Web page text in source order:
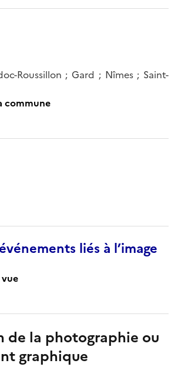
Roussillon ; Gard ; Nîmes ; Saint-
commune
liés à l’image
de la photographie ou
graphique